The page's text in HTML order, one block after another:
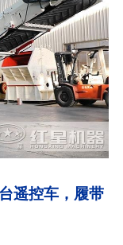
遥控车，履带